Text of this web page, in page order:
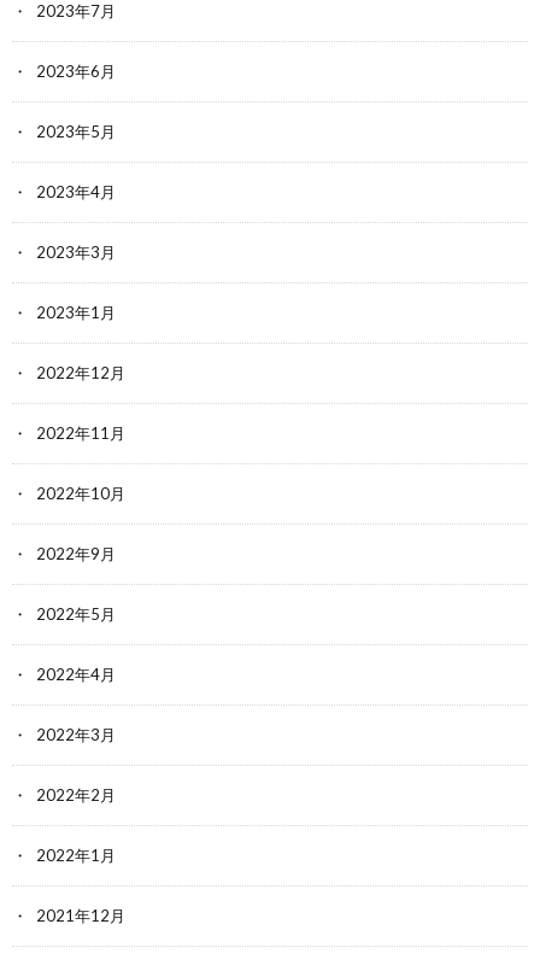
2023年7月
2023年6月
2023年5月
2023年4月
2023年3月
2023年1月
2022年12月
2022年11月
2022年10月
2022年9月
2022年5月
2022年4月
2022年3月
2022年2月
2022年1月
2021年12月